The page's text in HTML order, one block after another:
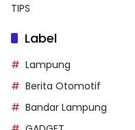
TIPS
Label
Lampung
Berita Otomotif
Bandar Lampung